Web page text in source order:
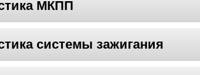
МКПП
системы зажигания